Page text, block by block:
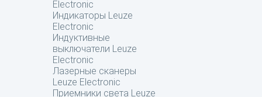
Electronic
Индикаторы Leuze
Electronic
Индуктивные
выключатели Leuze
Electronic
Лазерные сканеры
Leuze Electronic
Приемники света Leuze